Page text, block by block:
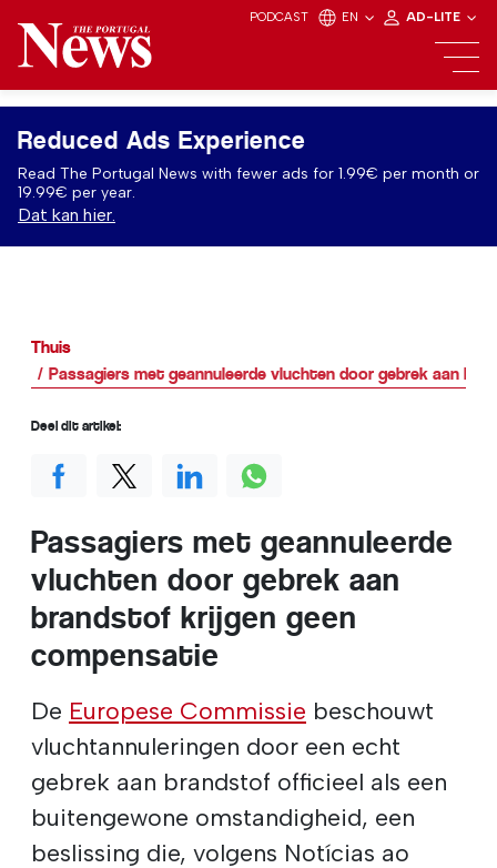
PODCAST EN AD-LITE
Reduced Ads Experience
Read The Portugal News with fewer ads for 1.99€ per month or
19.99€ per year.
Dat kan hier.
Thuis
Passagiers met geannuleerde vluchten door gebrek aan
Passagiers met geannuleerde
vluchten door gebrek aan
brandstof krijgen geen
compensatie
De Europese Commissie beschouwt
vluchtannuleringen door een echt
gebrek aan brandstof officieel als een
buitengewone omstandigheid, een
beslissing die, volgens Notícias ao
Deel dit artikel: